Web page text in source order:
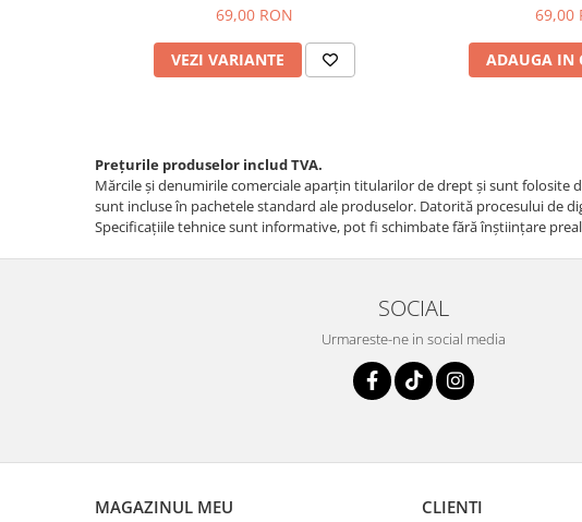
69,00 RON
VEZI VARIANTE
69,00
ADAUGA IN
Prețurile produselor includ TVA.
Mărcile și denumirile comerciale aparțin titularilor de drept şi sunt folosite
sunt incluse în pachetele standard ale produselor. Datorită procesului de
Specificaţiile tehnice sunt informative, pot fi schimbate fără înştiinţare
SOCIAL
Urmareste-ne in social media
MAGAZINUL MEU CLIENTI